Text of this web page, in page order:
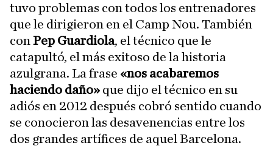
tuvo problemas con todos los entrenadores
que le dirigieron en el Camp Nou. También
con Pep Guardiola, el técnico que le
catapultó, el más exitoso de la historia
azulgrana. La frase «nos acabaremos
haciendo daño» que dijo el técnico en su
adiós en 2012 después cobró sentido cuando
se conocieron las desavenencias entre los
dos grandes artífices de aquel Barcelona.